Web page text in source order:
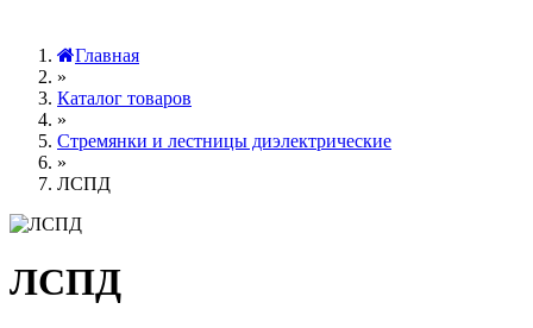
Главная
»
Каталог товаров
»
Стремянки и лестницы диэлектрические
»
ЛСПД
ЛСПД